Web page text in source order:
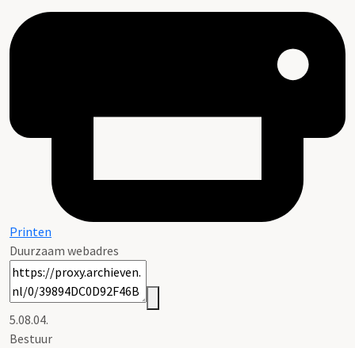
Printen
Duurzaam webadres
5.08.04.
Bestuur